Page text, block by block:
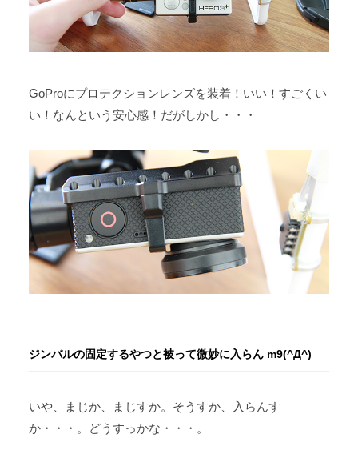
GoProにプロテクションレンズを装着！いい！すごくい
い！なんという安心感！だがしかし・・・
ジンバルの固定するやつと被って微妙に入らん m9(^Д^)
いや、まじか、まじすか。そうすか、入らんす
か・・・。どうすっかな・・・。